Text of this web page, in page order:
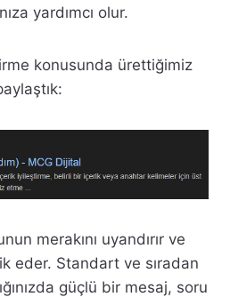
yardımcı olur.
konusunda ürettiğimiz
merakını uyandırır ve
eder. Standart ve sıradan
güçlü bir mesaj, soru